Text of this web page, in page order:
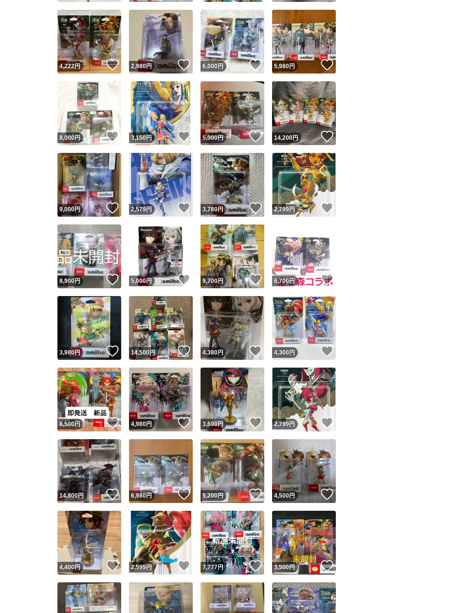
スピード&安心発送
※このバッジは実績に基づく表示であり、発送を保証しているものではありません
スピード＆安心発送
このユーザーは高頻度で24時間以内＆設定した発送日数内に発送してい
ます
スピード発送 このユーザーは高頻度で24時間以内に発送しています
安心発送 このユーザーは設定した発送日数内に発送しています
キャンセル
4,222円 いいね！
2,980円 いいね！
6,000 円 いいね！
5,980円 いいね！
8,000円 いいね！
3,150円 いいね！
5,000円 いいね！
14,200円 いいね！
9,000円 いいね！
2,579円 いいね！
3,780円 いいね！
2,799円
8,900円 いいね！
5,000円 いいね！
9,700円 いいね！
6,700円
3,980円 いいね！
14,500円 いいね！
4,380円 いいね！
4,300円
8,500円 いいね！
4,980円 いいね！
3,600円 いいね！
2,799円
14,800円 いいね！
6,980円 いいね！
5,200円 いいね！
4,500円 いいね！
4,400円 いいね！
2,599円 いいね！
7,777円 いいね！
3,500円 いいね！